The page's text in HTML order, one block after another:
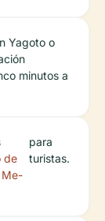
Yagoto o
minutos a
de
para
turistas.